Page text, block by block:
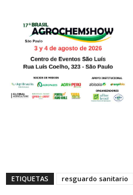
ETIQUETAS resguardo sanitario